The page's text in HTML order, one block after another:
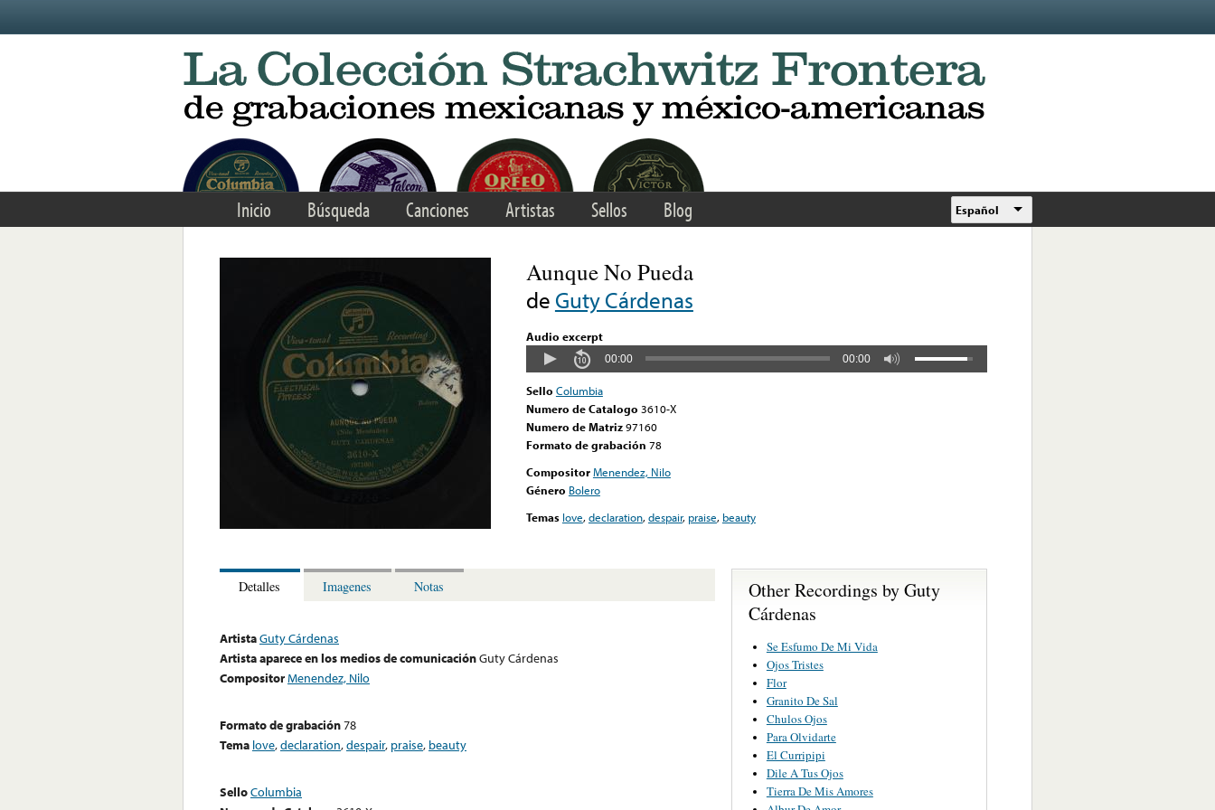
Inicio Búsqueda Canciones Artistas Sellos Blog Español
Aunque No Pueda
de Guty Cárdenas
Audio excerpt
00:00 00:00
Sello Columbia
Numero de Catalogo 3610-X
Numero de Matriz97160
Formato de grabación 78
CompositorMenendez, Nilo
Género Bolero
Temas love,declaration,despair, praise, beauty
Detalles Imagenes Notas
ArtistaGuty Cárdenas
Artista aparece en los medios de comunicaciónGuty Cárdenas
CompositorMenendez, Nilo
Formato de grabación78
Tema love,declaration,despair, praise, beauty
SelloColumbia
Other Recordings by Guty
Cárdenas
Se Esfumo De Mi Vida
Ojos Tristes
Flor
Granito De Sal
Chulos Ojos
Para Olvidarte
El Curripipi
Dile A Tus Ojos
Tierra De Mis Amores